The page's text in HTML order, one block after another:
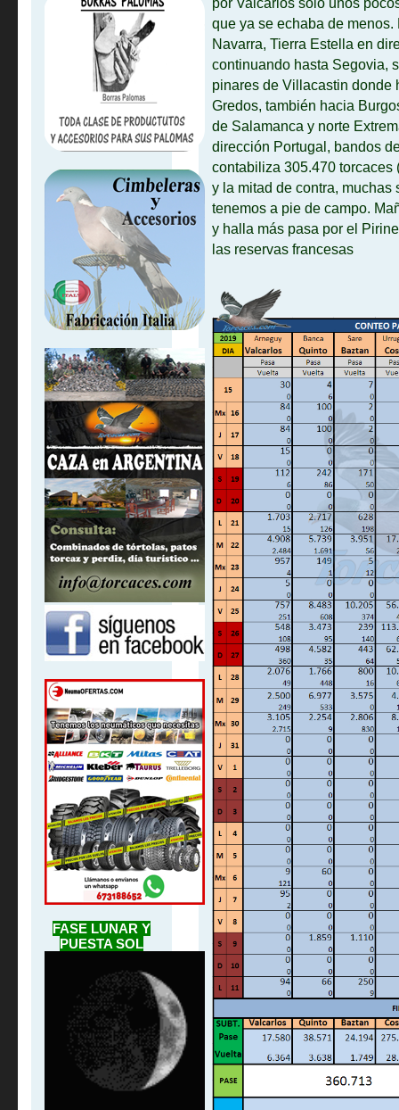
FASE LUNAR Y
PUESTA SOL
que ya se echaba de
Navarra, Tierra Estella en
continuando hasta Segovia,
pinares de Villacastin donde
Gredos, también hacia
de Salamanca y norte
dirección Portugal, bandos
contabiliza 305.470
y la mitad de contra,
tenemos a pie de campo.
y halla más pasa por el
las reservas francesas